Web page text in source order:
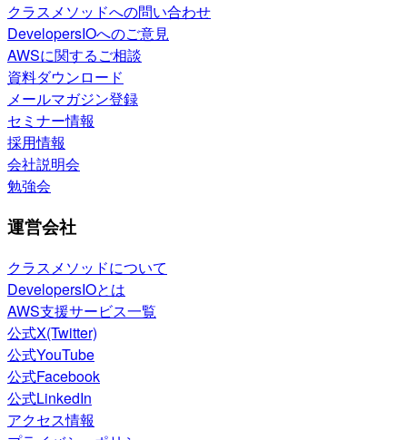
クラスメソッドへの問い合わせ
DevelopersIOへのご意見
AWSに関するご相談
資料ダウンロード
メールマガジン登録
セミナー情報
採用情報
会社説明会
勉強会
運営会社
クラスメソッドについて
DevelopersIOとは
AWS支援サービス一覧
公式X(Twitter)
公式YouTube
公式Facebook
公式LinkedIn
アクセス情報